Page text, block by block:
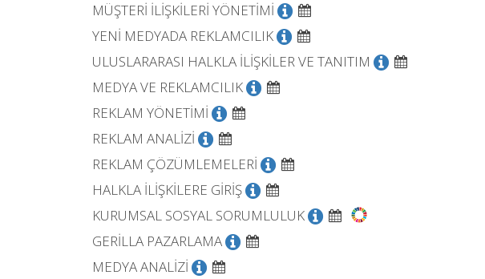
MÜŞTERİ İLİŞKİLERİ YÖNETİMİ
YENİ MEDYADA REKLAMCILIK
ULUSLARARASI HALKLA İLİŞKİLER VE TANITIM
MEDYA VE REKLAMCILIK
REKLAM YÖNETİMİ
REKLAM ANALİZİ
REKLAM ÇÖZÜMLEMELERİ
HALKLA İLİŞKİLERE GİRİŞ
KURUMSAL SOSYAL SORUMLULUK
GERİLLA PAZARLAMA
MEDYA ANALİZİ